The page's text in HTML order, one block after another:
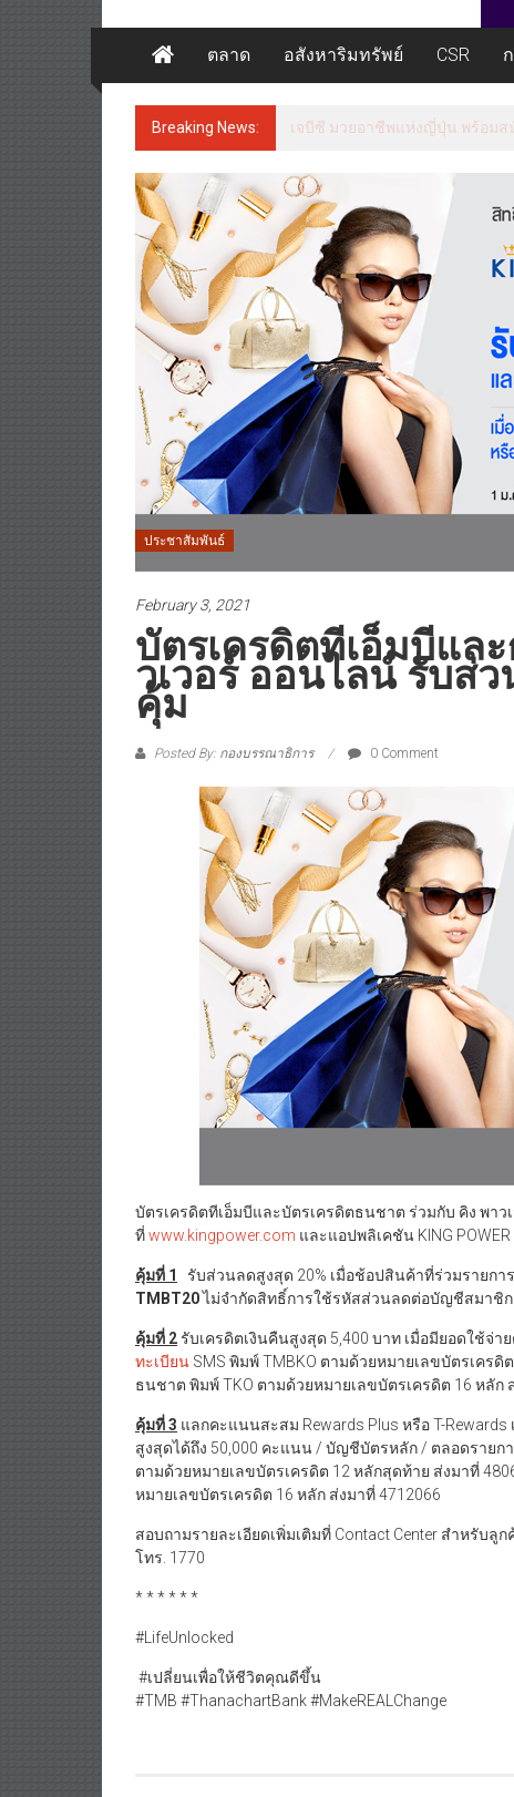
ตลาด อสังหาริมทรัพย์ CSR
Breaking News: เจบีซี มวยอาชีพแห่งญี่ปุ่น พร้อมส
ประชาสัมพันธ์
February 3, 2021
บัตรเครดิตทีเอ็มบีแล
วเวอร์ ออนไลน์ รับส่
คุ้ม
Posted By: กองบรรณาธิการ 0 Comment
บัตรเครดิตทีเอ็มบีและบัตรเครดิตธนชาต ร่วมกับ คิง พา
ที่www.kingpower.com และแอปพลิเคชัน KING
คุ้มที่ 1
รับส่วนลดสูงสุด 20% เมื่อช้อปสินค้าที่ร่วมรายก
TMBT20ไม่จำกัดสิทธิ์การใช้รหัสส่วนลดต่อบัญชีสมาชิก
คุ้มที่ 2 รับเครดิตเงินคืนสูงสุด 5,400 บาท เมื่อมียอดใช้จ่
ทะเบียน SMS พิมพ์ TMBKO ตามด้วยหมายเลขบัตรเคร
ธนชาต พิมพ์ TKO ตามด้วยหมายเลขบัตรเครดิต 16 หลัก
คุ้มที่3 แลกคะแนนสะสม Rewards Plus หรือ T-
สูงสุดได้ถึง 50,000 คะแนน / บัญชีบัตรหลัก / ตลอดรายก
ตามด้วยหมายเลขบัตรเครดิต 12 หลักสุดท้าย ส่งมาที่
หมายเลขบัตรเครดิต 16 หลัก ส่งมาที่ 4712066
สอบถามรายละเอียดเพิ่มเติมที่ Contact Center สำหรับ
โทร. 1770
* * * * * *
#LifeUnlocked
#เปลี่ยนเพื่อให้ชีวิตคุณดีขึ้น
#TMB #ThanachartBank #MakeREALChange